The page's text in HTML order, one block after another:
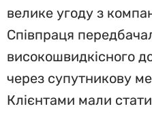
велике угоду з
Співпраця
високошвидкісного
через супутникову
Клієнтами мали